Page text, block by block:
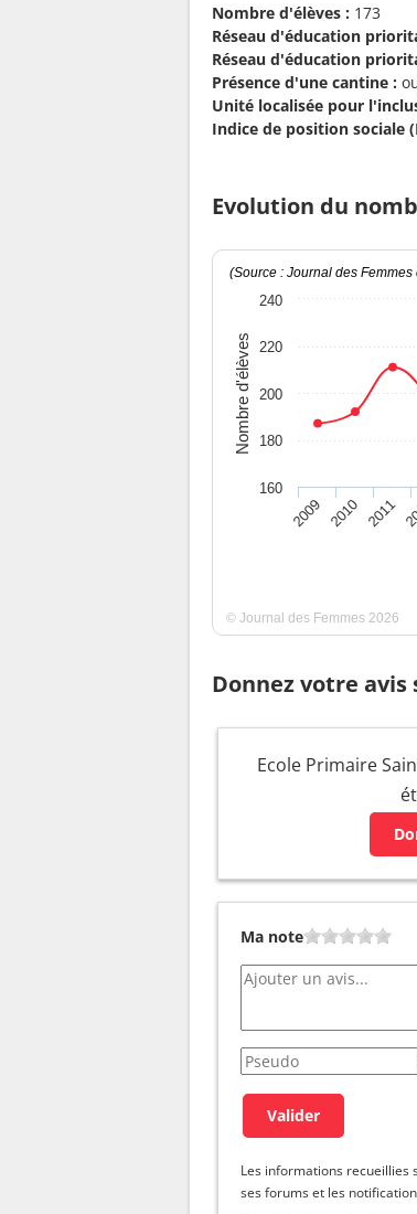
Nombre d'élèves : 173
Réseau d'éducation
Réseau d'éducation
Présence d'une cantine :
Unité localisée pour
Indice de position sociale
Evolution du
Nombre d'élèves
(Source : Journal des
2009 2010 2011
160
180
200
220
240
© Journal des Femmes 2026
Donnez votre
Ecole Primaire
Ma note
Les informations recueillies
ses forums et les